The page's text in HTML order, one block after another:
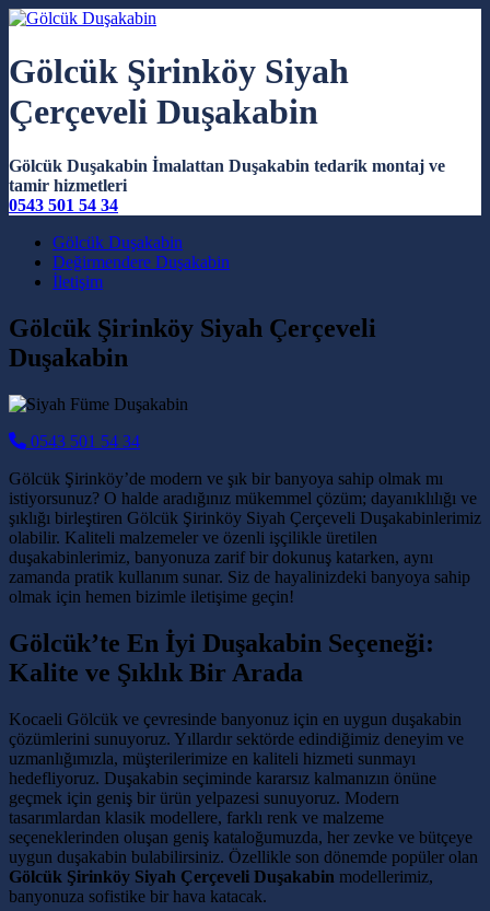
Gölcük Şirinköy Siyah
Çerçeveli Duşakabin
Gölcük Duşakabin İmalattan Duşakabin tedarik montaj ve
tamir hizmetleri
0543 501 54 34
Main Navigation
Gölcük Duşakabin
Değirmendere Duşakabin
İletişim
Gölcük Şirinköy Siyah Çerçeveli
Duşakabin
0543 501 54 34
Gölcük Şirinköy’de modern ve şık bir banyoya sahip olmak mı
istiyorsunuz? O halde aradığınız mükemmel çözüm; dayanıklılığı ve
şıklığı birleştiren Gölcük Şirinköy Siyah Çerçeveli Duşakabinlerimiz
olabilir. Kaliteli malzemeler ve özenli işçilikle üretilen
duşakabinlerimiz, banyonuza zarif bir dokunuş katarken, aynı
zamanda pratik kullanım sunar. Siz de hayalinizdeki banyoya sahip
olmak için hemen bizimle iletişime geçin!
Gölcük’te En İyi Duşakabin Seçeneği:
Kalite ve Şıklık Bir Arada
Kocaeli Gölcük ve çevresinde banyonuz için en uygun duşakabin
çözümlerini sunuyoruz. Yıllardır sektörde edindiğimiz deneyim ve
uzmanlığımızla, müşterilerimize en kaliteli hizmeti sunmayı
hedefliyoruz. Duşakabin seçiminde kararsız kalmanızın önüne
geçmek için geniş bir ürün yelpazesi sunuyoruz. Modern
tasarımlardan klasik modellere, farklı renk ve malzeme
seçeneklerinden oluşan geniş kataloğumuzda, her zevke ve bütçeye
uygun duşakabin bulabilirsiniz. Özellikle son dönemde popüler olan
Gölcük Şirinköy Siyah Çerçeveli Duşakabin modellerimiz,
banyonuza sofistike bir hava katacak.